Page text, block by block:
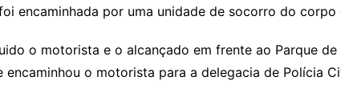
encaminhada por uma unidade de socorro do corpo
o motorista e o alcançado em frente ao Parque
o motorista para a delegacia de Polícia